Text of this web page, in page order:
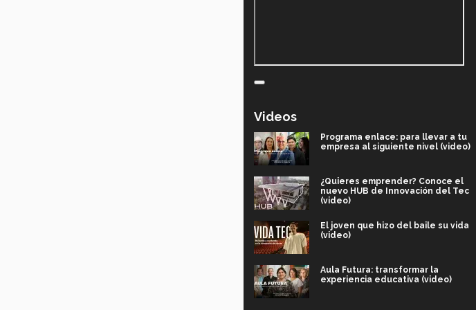
Videos
Programa enlace: para llevar a tu
empresa al siguiente nivel (video)
¿Quieres emprender? Conoce el
nuevo HUB de Innovación del Tec
(video)
El joven que hizo del baile su vida
(video)
Aula Futura: transformar la
experiencia educativa (video)